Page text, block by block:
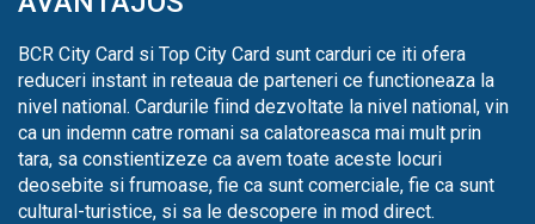
BCR City Card si Top City Card sunt carduri ce iti ofera
reduceri instant in reteaua de parteneri ce functioneaza la
nivel national. Cardurile fiind dezvoltate la nivel national, vin
ca un indemn catre romani sa calatoreasca mai mult prin
tara, sa constientizeze ca avem toate aceste locuri
deosebite si frumoase, fie ca sunt comerciale, fie ca sunt
cultural-turistice, si sa le descopere in mod direct.